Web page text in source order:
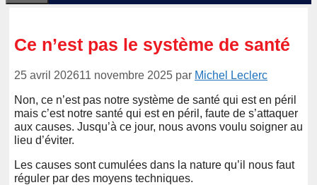
Ce n’est pas le système de santé
25 avril 202611 novembre 2025 par Michel Leclerc
Non, ce n’est pas notre système de santé qui est en péril
mais c’est notre santé qui est en péril, faute de s’attaquer
aux causes. Jusqu’à ce jour, nous avons voulu soigner au
lieu d’éviter.
Les causes sont cumulées dans la nature qu’il nous faut
réguler par des moyens techniques.